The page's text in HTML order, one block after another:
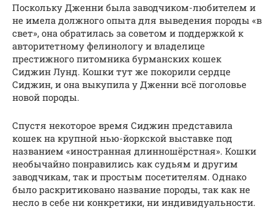
Поскольку Дженни была заводчиком-любителем и
не имела должного опыта для выведения породы «в
свет», она обратилась за советом и поддержкой к
авторитетному фелинологу и владелице
престижного питомника бурманских кошек
Сиджин Лунд. Кошки тут же покорили сердце
Сиджин, и она выкупила у Дженни всё поголовье
новой породы.
Спустя некоторое время Сиджин представила
кошек на крупной нью-йоркской выставке под
названием «иностранная длинношёрстная». Кошки
необычайно понравились как судьям и другим
заводчикам, так и простым посетителям. Однако
было раскритиковано название породы, так как не
несло в себе ни конкретики, ни индивидуальности.